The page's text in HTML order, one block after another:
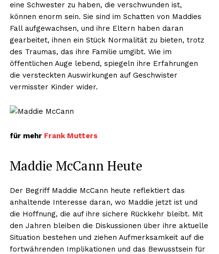
eine Schwester zu haben, die verschwunden ist,
können enorm sein. Sie sind im Schatten von Maddies
Fall aufgewachsen, und ihre Eltern haben daran
gearbeitet, ihnen ein Stück Normalität zu bieten, trotz
des Traumas, das ihre Familie umgibt. Wie im
öffentlichen Auge lebend, spiegeln ihre Erfahrungen
die versteckten Auswirkungen auf Geschwister
vermisster Kinder wider.
für mehr Frank Mutters
Maddie McCann Heute
Der Begriff Maddie McCann heute reflektiert das
anhaltende Interesse daran, wo Maddie jetzt ist und
die Hoffnung, die auf ihre sichere Rückkehr bleibt. Mit
den Jahren bleiben die Diskussionen über ihre aktuelle
Situation bestehen und ziehen Aufmerksamkeit auf die
fortwährenden Implikationen und das Bewusstsein für